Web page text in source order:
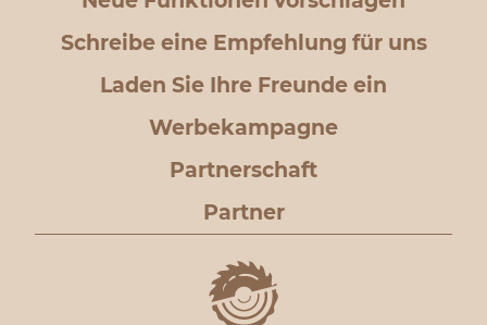
Schreibe eine Empfehlung für uns
Laden Sie Ihre Freunde ein
Werbekampagne
Partnerschaft
Partner